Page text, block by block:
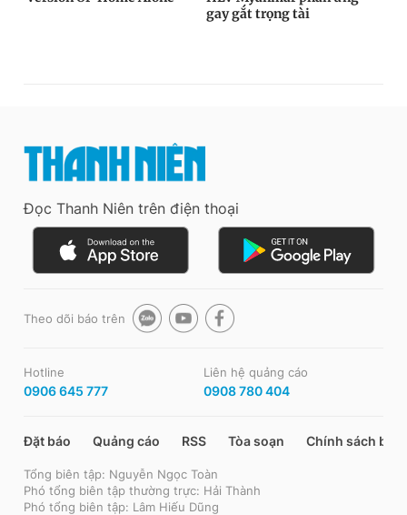
Đọc Thanh Niên trên điện thoại
Theo dõi báo trên
Hotline
0906 645 777
Liên hệ quảng cáo
0908 780 404
Đặt báo Quảng cáo RSS Tòa soạn Chính sách bảo
Tổng biên tập: Nguyễn Ngọc Toàn
Phó tổng biên tập thường trực: Hải Thành
Phó tổng biên tập: Lâm Hiếu Dũng